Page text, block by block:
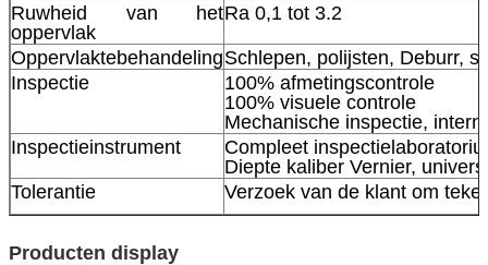
Ruwheid van het
oppervlak
Ra 0,1 tot 3.2
OppervlaktebehandelingSchlepen, polijsten, Deburr,
Inspectie
100% afmetingscontrole
100% visuele controle
Mechanische inspectie,
Inspectieinstrument
Compleet
Diepte kaliber Vernier,
Tolerantie
Verzoek van de klant om
Producten display